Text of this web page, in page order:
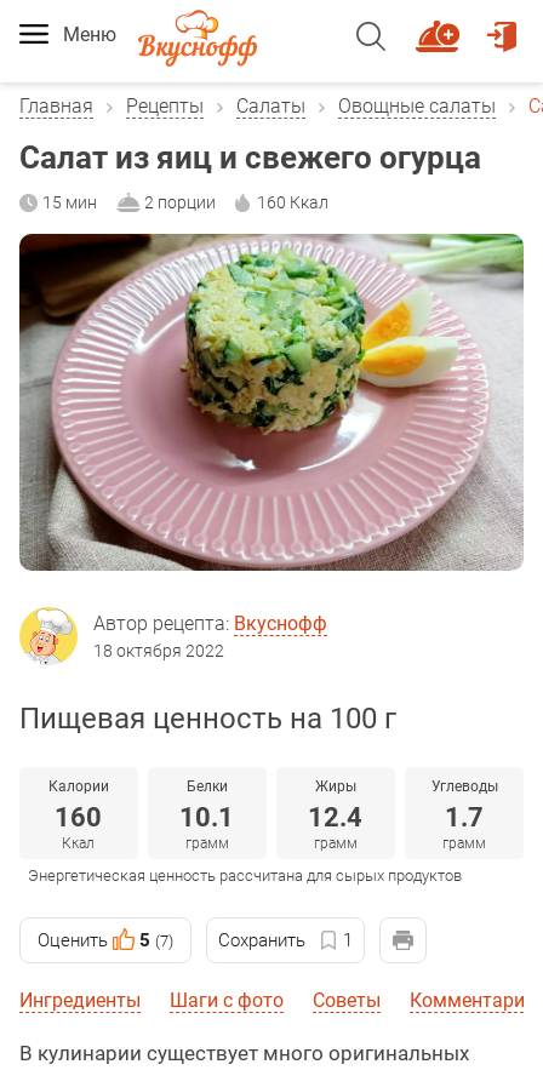
Меню
Главная Рецепты Салаты Овощные салаты
Салат из яиц и свежего огурца
15 мин 2 порции 160 Ккал
Автор рецепта: Вкуснофф
18 октября 2022
Пищевая ценность на 100 г
Калории
160
Ккал
Белки
10.1
грамм
Жиры
12.4
грамм
Углеводы
1.7
грамм
Энергетическая ценность рассчитана для сырых продуктов
Оценить 5 (7) Сохранить 1
Ингредиенты Шаги с фото Советы Комментарии
В кулинарии существует много оригинальных